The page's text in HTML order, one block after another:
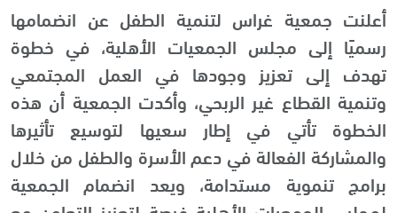
أعلنت جمعية غراس لتنمية الطفل عن انضمامها
رسميًا إلى مجلس الجمعيات الأهلية، في خطوة
تهدف إلى تعزيز وجودها في العمل المجتمعي
وتنمية القطاع غير الربحي، وأكدت الجمعية أن هذه
الخطوة تأتي في إطار سعيها لتوسيع تأثيرها
والمشاركة الفعالة في دعم الأسرة والطفل من خلال
برامج تنموية مستدامة، ويعد انضمام الجمعية